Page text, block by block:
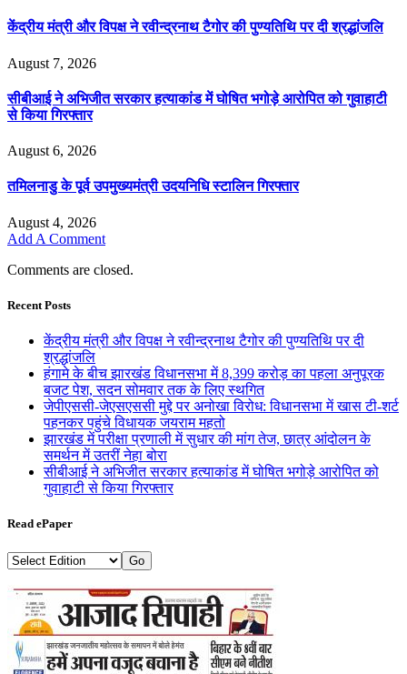
केंद्रीय मंत्री और विपक्ष ने रवीन्द्रनाथ टैगोर की पुण्यतिथि पर दी श्रद्धांजलि
August 7, 2026
सीबीआई ने अभिजीत सरकार हत्याकांड में घोषित भगोड़े आरोपित को गुवाहाटी
से किया गिरफ्तार
August 6, 2026
तमिलनाडु के पूर्व उपमुख्यमंत्री उदयनिधि स्टालिन गिरफ्तार
August 4, 2026
Add A Comment
Comments are closed.
Recent Posts
केंद्रीय मंत्री और विपक्ष ने रवीन्द्रनाथ टैगोर की पुण्यतिथि पर दी
श्रद्धांजलि
हंगामे के बीच झारखंड विधानसभा में 8,399 करोड़ का पहला अनुपूरक
बजट पेश, सदन सोमवार तक के लिए स्थगित
जेपीएससी-जेएसएससी मुद्दे पर अनोखा विरोध: विधानसभा में खास टी-शर्ट
पहनकर पहुंचे विधायक जयराम महतो
झारखंड में परीक्षा प्रणाली में सुधार की मांग तेज, छात्र आंदोलन के
समर्थन में उतरीं नेहा बोरा
सीबीआई ने अभिजीत सरकार हत्याकांड में घोषित भगोड़े आरोपित को
गुवाहाटी से किया गिरफ्तार
Read ePaper